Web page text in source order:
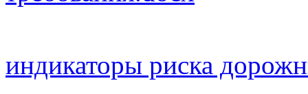
индикаторы риска